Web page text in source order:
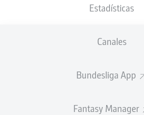
Estadísticas
Canales
Bundesliga App
Fantasy Manager